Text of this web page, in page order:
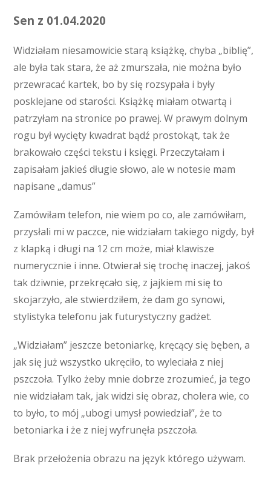
Sen z 01.04.2020
Widziałam niesamowicie starą książkę, chyba „biblię”,
ale była tak stara, że aż zmurszała, nie można było
przewracać kartek, bo by się rozsypała i były
posklejane od starości. Książkę miałam otwartą i
patrzyłam na stronice po prawej. W prawym dolnym
rogu był wycięty kwadrat bądź prostokąt, tak że
brakowało części tekstu i księgi. Przeczytałam i
zapisałam jakieś długie słowo, ale w notesie mam
napisane „damus”
Zamówiłam telefon, nie wiem po co, ale zamówiłam,
przysłali mi w paczce, nie widziałam takiego nigdy, był
z klapką i długi na 12 cm może, miał klawisze
numerycznie i inne. Otwierał się trochę inaczej, jakoś
tak dziwnie, przekręcało się, z jajkiem mi się to
skojarzyło, ale stwierdziłem, że dam go synowi,
stylistyka telefonu jak futurystyczny gadżet.
„Widziałam” jeszcze betoniarkę, kręcący się bęben, a
jak się już wszystko ukręciło, to wyleciała z niej
pszczoła. Tylko żeby mnie dobrze zrozumieć, ja tego
nie widziałam tak, jak widzi się obraz, cholera wie, co
to było, to mój „ubogi umysł powiedział”, że to
betoniarka i że z niej wyfrunęła pszczoła.
Brak przełożenia obrazu na język którego używam.